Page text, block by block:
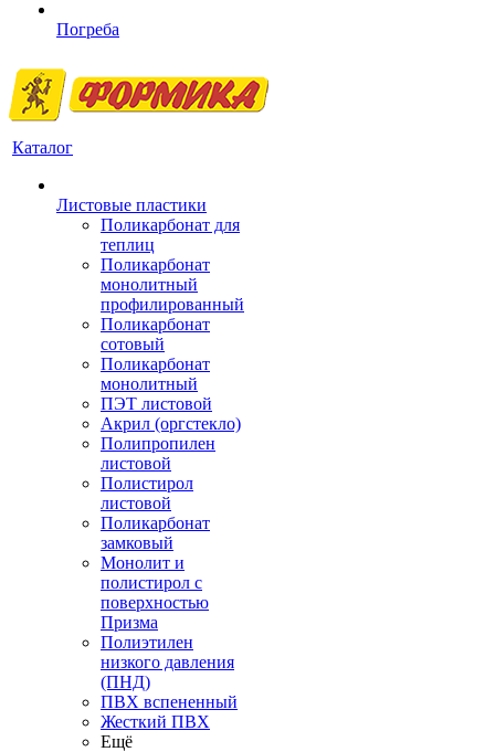
Погреба
Каталог
Листовые пластики
Поликарбонат для
теплиц
Поликарбонат
монолитный
профилированный
Поликарбонат
сотовый
Поликарбонат
монолитный
ПЭТ листовой
Акрил (оргстекло)
Полипропилен
листовой
Полистирол
листовой
Поликарбонат
замковый
Монолит и
полистирол с
поверхностью
Призма
Полиэтилен
низкого давления
(ПНД)
ПВХ вспененный
Жесткий ПВХ
Ещё